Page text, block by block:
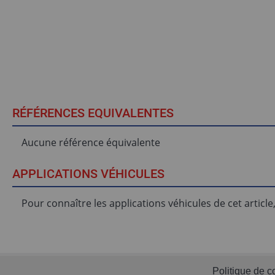
RÉFÉRENCES EQUIVALENTES
Aucune référence équivalente
APPLICATIONS VÉHICULES
Pour connaître les applications véhicules de cet
Politique de